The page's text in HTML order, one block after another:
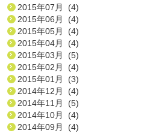
2015年07月 (4)
2015年06月 (4)
2015年05月 (4)
2015年04月 (4)
2015年03月 (5)
2015年02月 (4)
2015年01月 (3)
2014年12月 (4)
2014年11月 (5)
2014年10月 (4)
2014年09月 (4)